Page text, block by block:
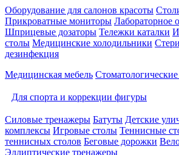
Оборудование для салонов красоты
Прикроватные мониторы Лабораторное
Шприцевые дозаторы Тележки каталки
столы Медицинские холодильники
дезинфекция
Медицинская мебель
Для спорта и коррекции фигуры
Силовые тренажеры Батуты Детские
комплексы Игровые столы Теннисные
теннисных столов Беговые дорожки
Эллиптические тренажеры